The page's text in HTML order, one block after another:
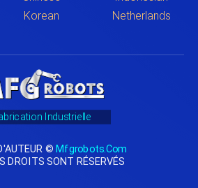
Korean
Netherlands
Industrielle
© Mfgrobots.com
DROITS SONT RÉSERVÉS